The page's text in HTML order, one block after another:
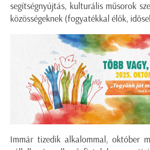
segítségnyújtás, kulturális műsorok
közösségeknek (fogyatékkal élők,
Immár tizedik alkalommal, október